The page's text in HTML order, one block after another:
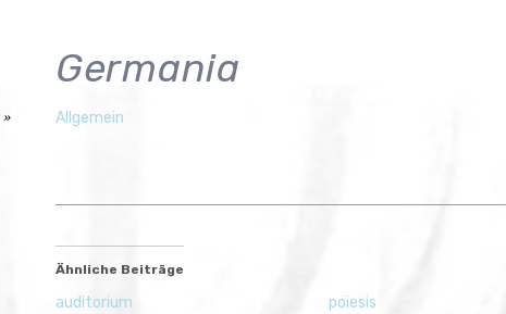
Germania
mariana
5.
Allgemein
Ähnliche Beiträge
auditorium
poiesis